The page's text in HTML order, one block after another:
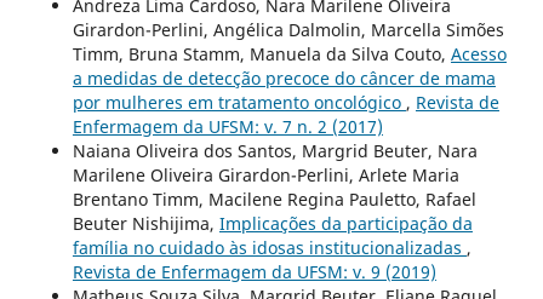
Andreza Lima Cardoso, Nara Marilene Oliveira
Girardon-Perlini, Angélica Dalmolin, Marcella Simões
Timm, Bruna Stamm, Manuela da Silva Couto, Acesso
a medidas de detecção precoce do câncer de mama
por mulheres em tratamento oncológico , Revista de
Enfermagem da UFSM: v. 7 n. 2 (2017)
Naiana Oliveira dos Santos, Margrid Beuter, Nara
Marilene Oliveira Girardon-Perlini, Arlete Maria
Brentano Timm, Macilene Regina Pauletto, Rafael
Beuter Nishijima, Implicações da participação da
família no cuidado às idosas institucionalizadas ,
Revista de Enfermagem da UFSM: v. 9 (2019)